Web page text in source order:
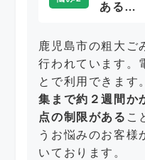
ある…
鹿児島市の粗大ご
行われています。
とで利用できます
集まで約２週間か
点の制限がある こ
うお悩みのお客様
いております。